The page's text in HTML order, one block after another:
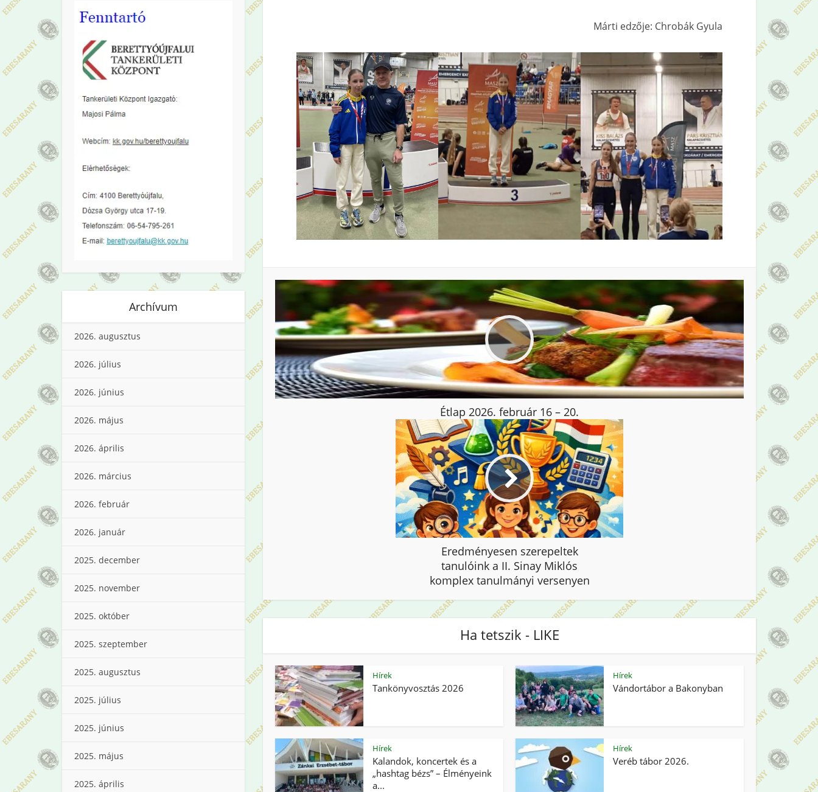
Archívum
2026. augusztus
2026. július
2026. június
2026. május
2026. április
2026. március
2026. február
2026. január
2025. december
2025. november
2025. október
2025. szeptember
2025. augusztus
2025. július
2025. június
2025. május
2025. április
Márti edzője: Chrobák Gyula
Étlap 2026. február 16 – 20.
Eredményesen szerepeltek
tanulóink a II. Sinay Miklós
komplex tanulmányi versenyen
Ha tetszik - LIKE
Hírek
Tankönyvosztás 2026
Hírek
Vándortábor a Bakonyban
Hírek
Kalandok, koncertek és a
„hashtag bézs” – Élményeink
a...
Hírek
Veréb tábor 2026.